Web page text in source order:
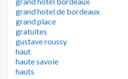
grand hotel de bordeaux
grand place
gratuites
gustave roussy
haut
haute savoie
hauts